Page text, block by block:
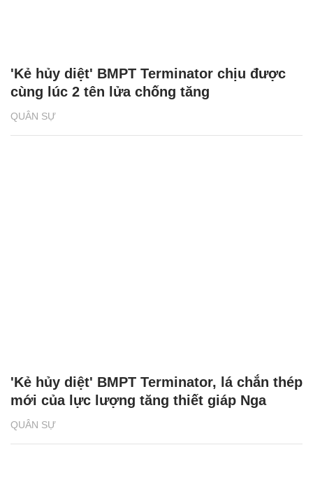
QUÂN SỰ
'Kẻ hủy diệt' BMPT Terminator chịu được
cùng lúc 2 tên lửa chống tăng
QUÂN SỰ
'Kẻ hủy diệt' BMPT Terminator, lá chắn thép
mới của lực lượng tăng thiết giáp Nga